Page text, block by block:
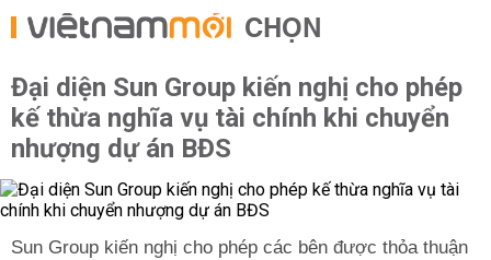
CHỌN
Đại diện Sun Group kiến nghị cho phép
kế thừa nghĩa vụ tài chính khi chuyển
nhượng dự án BĐS
Sun Group kiến nghị cho phép các bên được thỏa thuận